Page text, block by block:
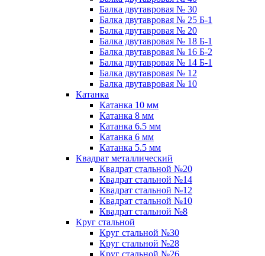
Балка двутавровая № 30
Балка двутавровая № 25 Б-1
Балка двутавровая № 20
Балка двутавровая № 18 Б-1
Балка двутавровая № 16 Б-2
Балка двутавровая № 14 Б-1
Балка двутавровая № 12
Балка двутавровая № 10
Катанка
Катанка 10 мм
Катанка 8 мм
Катанка 6.5 мм
Катанка 6 мм
Катанка 5.5 мм
Квадрат металлический
Квадрат стальной №20
Квадрат стальной №14
Квадрат стальной №12
Квадрат стальной №10
Квадрат стальной №8
Круг стальной
Круг стальной №30
Круг стальной №28
Круг стальной №26